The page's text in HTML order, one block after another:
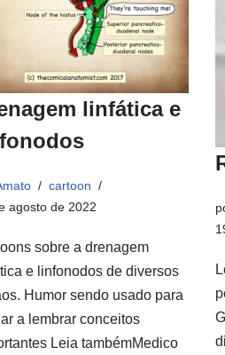
linfática e
cartoon
agosto de 2022
sobre a drenagem
e linfonodos de diversos
Humor sendo usado para
a lembrar conceitos
Leia tambémMedico